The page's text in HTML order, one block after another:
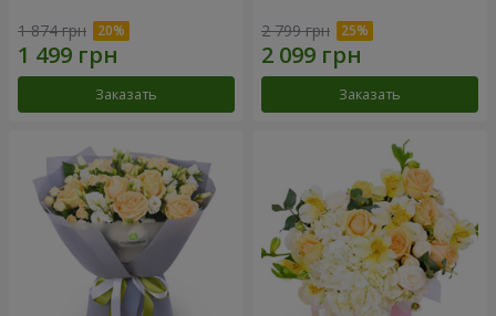
1 874 грн
Заказать
2 799 грн
Заказать